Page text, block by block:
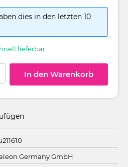
dies in den letzten 10
lieferbar
In den Warenkorb
Germany GmbH